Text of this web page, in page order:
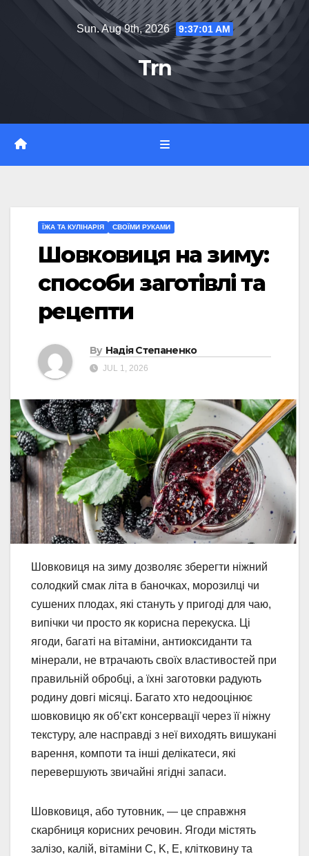
Sun. Aug 9th, 2026 9:37:03 AM
Trn
ЇЖА ТА КУЛІНАРІЯ СВОЇМИ РУКАМИ
Шовковиця на зиму:
способи заготівлі та
рецепти
By Надія Степаненко
JUL 1, 2026
Шовковиця на зиму дозволяє зберегти ніжний
солодкий смак літа в баночках, морозилці чи
сушених плодах, які стануть у пригоді для чаю,
випічки чи просто як корисна перекуска. Ці
ягоди, багаті на вітаміни, антиоксиданти та
мінерали, не втрачають своїх властивостей при
правильній обробці, а їхні заготовки радують
родину довгі місяці. Багато хто недооцінює
шовковицю як об’єкт консервації через її ніжну
текстуру, але насправді з неї виходять вишукані
варення, компоти та інші делікатеси, які
перевершують звичайні ягідні запаси.
Шовковиця, або тутовник, — це справжня
скарбниця корисних речовин. Ягоди містять
залізо, калій, вітаміни C, K, E, клітковину та